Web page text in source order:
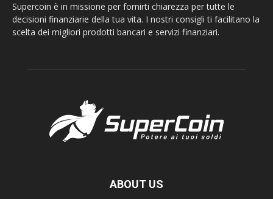
Supercoin è in missione per fornirti chiarezza per tutte le
decisioni finanziarie della tua vita. I nostri consigli ti facilitano la
scelta dei migliori prodotti bancari e servizi finanziari.
ABOUT US